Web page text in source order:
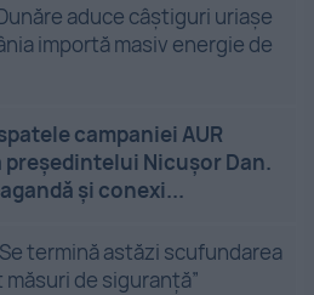
aduce câștiguri uriașe
importă masiv energie de
campaniei AUR
Nicușor Dan.
și conexi...
termină astăzi scufundarea
de siguranţă”